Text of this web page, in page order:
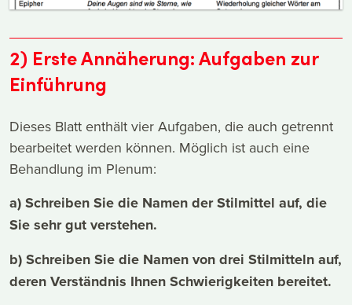
2) Erste Annäherung: Aufgaben zur
Einführung
Dieses Blatt enthält vier Aufgaben, die auch getrennt
bearbeitet werden können. Möglich ist auch eine
Behandlung im Plenum:
a) Schreiben Sie die Namen der Stilmittel auf, die
Sie sehr gut verstehen.
b) Schreiben Sie die Namen von drei Stilmitteln auf,
deren Verständnis Ihnen Schwierigkeiten bereitet.